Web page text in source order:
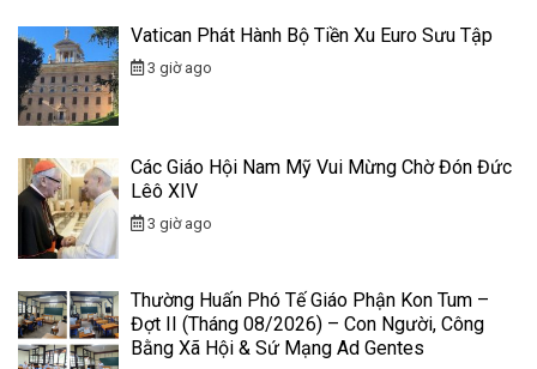
Vatican Phát Hành Bộ Tiền Xu Euro Sưu Tập
3 giờ ago
Các Giáo Hội Nam Mỹ Vui Mừng Chờ Đón Đức
Lêô XIV
3 giờ ago
Thường Huấn Phó Tế Giáo Phận Kon Tum –
Đợt II (Tháng 08/2026) – Con Người, Công
Bằng Xã Hội & Sứ Mạng Ad Gentes